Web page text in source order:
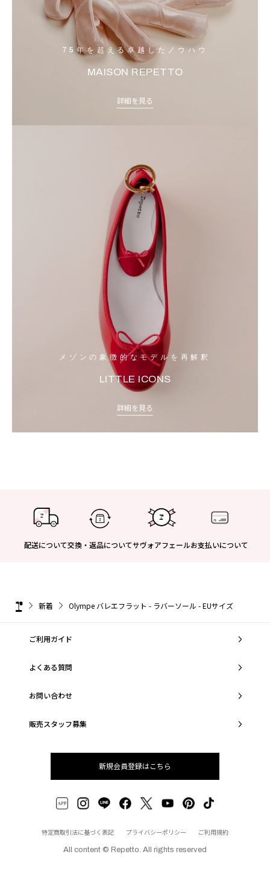
75年を超える卓越したノウハウ
MAISON REPETTO
詳細を見る
メゾンの象徴的なモデルを再解釈
LITTLE ICONS
詳細を見る
配送について交換・返品についてサヴォアフェールお支払いについて
新着 Olympe バレエフラット - ラバーソール - EUサイズ
ご利用ガイド
よくある質問
お問い合わせ
販売スタッフ募集
新規会員登録はこちら
特定商取引法に基づく表記 プライバシーポリシー ご利用規約
All content © Repetto. All rights reserved